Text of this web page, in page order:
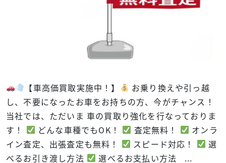
【車高価買取実施中！】
お乗り換えや引っ越
し、不要になったお車をお持ちの方、今がチャンス！
当社では、ただいま 車の買取り強化を行なっておりま
す！
どんな車種でもOK！ 査定無料！
オンラ
イン査定、出張査定も無料！
スピード対応！
選
べるお引き渡し方法
選べるお支払い方法 ...